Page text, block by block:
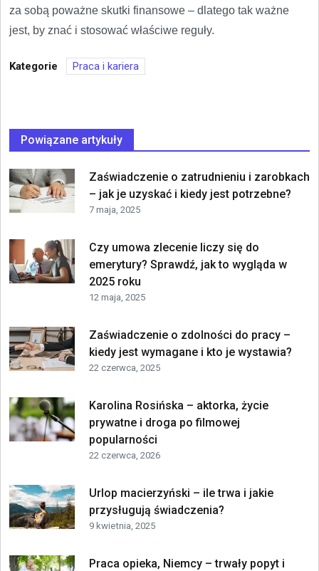
za sobą poważne skutki finansowe – dlatego tak ważne
jest, by znać i stosować właściwe reguły.
Kategorie Praca i kariera
Powiązane artykuły
Zaświadczenie o zatrudnieniu i zarobkach
– jak je uzyskać i kiedy jest potrzebne?
7 maja, 2025
Czy umowa zlecenie liczy się do
emerytury? Sprawdź, jak to wygląda w
2025 roku
12 maja, 2025
Zaświadczenie o zdolności do pracy –
kiedy jest wymagane i kto je wystawia?
22 czerwca, 2025
Karolina Rosińska – aktorka, życie
prywatne i droga po filmowej
popularności
22 czerwca, 2026
Urlop macierzyński – ile trwa i jakie
przysługują świadczenia?
9 kwietnia, 2025
Praca opieka, Niemcy – trwały popyt i